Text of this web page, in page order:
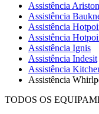
Assistência Ariston
Assistência
Assistência
Assistência
Assistência Ignis
Assistência Indesit
Assistência
Assistência
TODOS OS